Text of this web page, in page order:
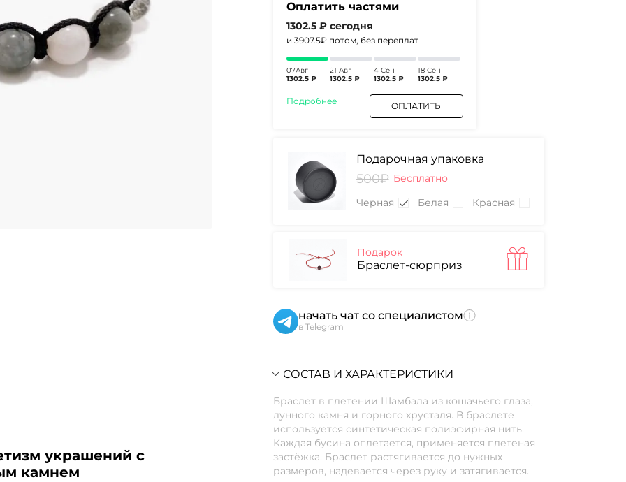
украшений с
камнем
Оплатить частями
1302.5 ₽ сегодня
и 3907.5₽ потом, без переплат
07Авг
1302.5 ₽
21 Авг
1302.5 ₽
4 Сен
1302.5 ₽
18 Сен
1302.5 ₽
Подробнее ОПЛАТИТЬ
Подарочная упаковка
500₽ Бесплатно
Черная
Белая Красная
Подарок
Браслет-сюрприз
начать чат со специалистом
в Telegram
СОСТАВ И ХАРАКТЕРИСТИКИ
Браслет в плетении Шамбала из кошачьего глаза,
лунного камня и горного хрусталя. В браслете
используется синтетическая полиэфирная нить.
Каждая бусина оплетается, применяется плетеная
застёжка. Браслет растягивается до нужных
размеров, надевается через руку и затягивается.